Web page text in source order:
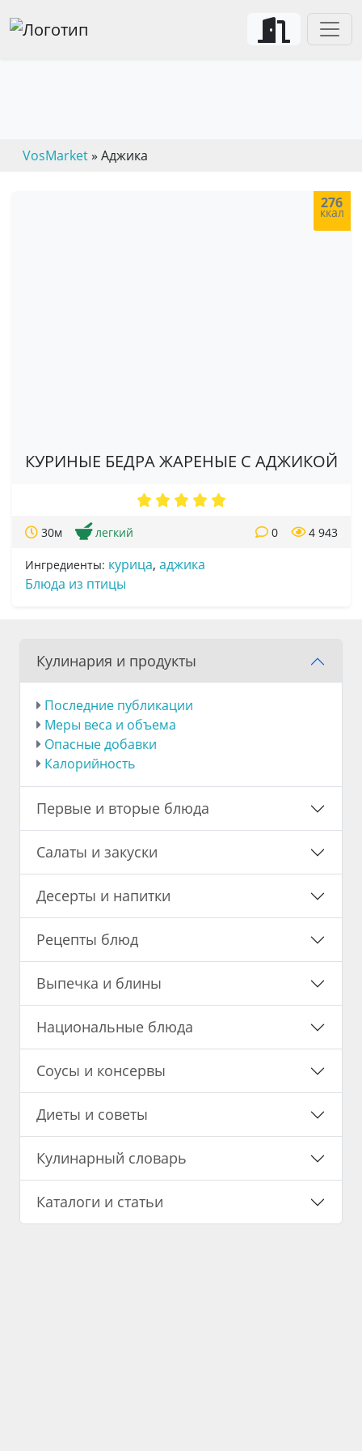
VosMarket» Аджика
276
ккал
КУРИНЫЕ БЕДРА ЖАРЕНЫЕ С АДЖИКОЙ
30м легкий 4 943
0
Ингредиенты: курица, аджика
Блюда из птицы
Кулинария и продукты
Последние публикации
Меры веса и объема
Опасные добавки
Калорийность
Первые и вторые блюда
Салаты и закуски
Десерты и напитки
Рецепты блюд
Выпечка и блины
Национальные блюда
Соусы и консервы
Диеты и советы
Кулинарный словарь
Каталоги и статьи